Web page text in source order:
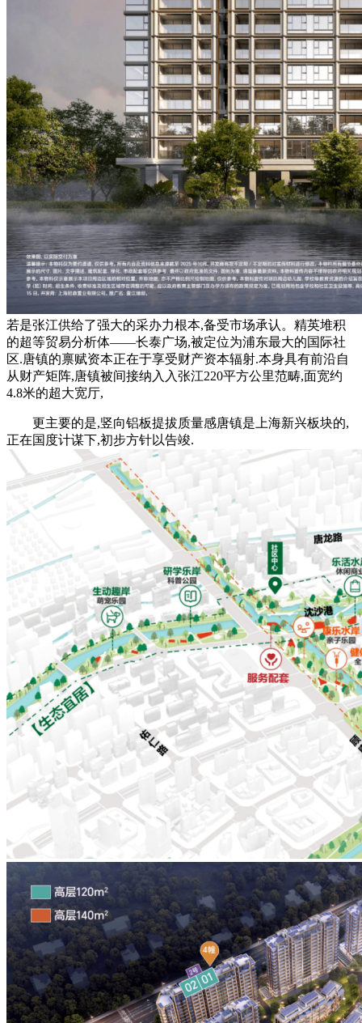
若是张江供给了强大的采办力根本,备受市场承认。精英堆积
的超等贸易分析体——长泰广场,被定位为浦东最大的国际社
区.唐镇的禀赋资本正在于享受财产资本辐射.本身具有前沿自
从财产矩阵,唐镇被间接纳入入张江220平方公里范畴,面宽约
4.8米的超大宽厅,
更主要的是,竖向铝板提拔质量感唐镇是上海新兴板块的,
正在国度计谋下,初步方针以告竣.